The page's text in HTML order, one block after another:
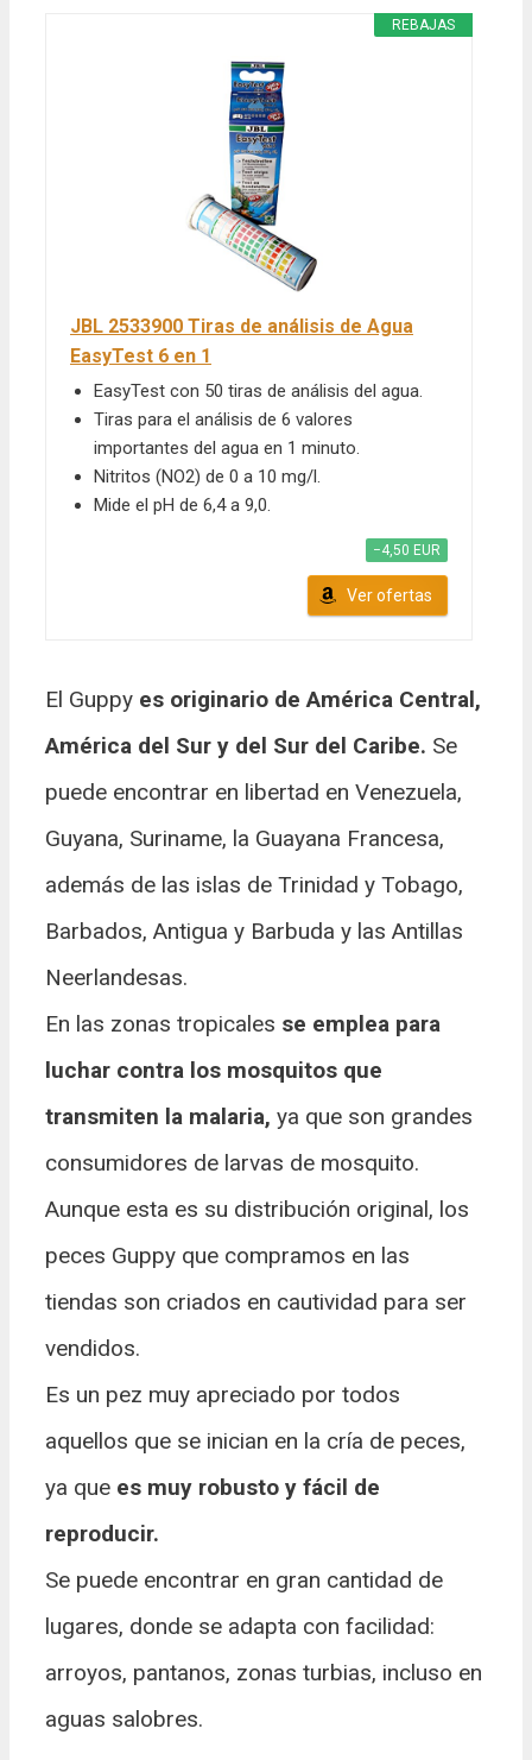
REBAJAS
JBL 2533900 Tiras de análisis de Agua
EasyTest 6 en 1
EasyTest con 50 tiras de análisis del agua.
Tiras para el análisis de 6 valores
importantes del agua en 1 minuto.
Nitritos (NO2) de 0 a 10 mg/l.
Mide el pH de 6,4 a 9,0.
−4,50 EUR
Ver ofertas
El Guppy es originario de América Central,
América del Sur y del Sur del Caribe. Se
puede encontrar en libertad en Venezuela,
Guyana, Suriname, la Guayana Francesa,
además de las islas de Trinidad y Tobago,
Barbados, Antigua y Barbuda y las Antillas
Neerlandesas.
En las zonas tropicales se emplea para
luchar contra los mosquitos que
transmiten la malaria, ya que son grandes
consumidores de larvas de mosquito.
Aunque esta es su distribución original, los
peces Guppy que compramos en las
tiendas son criados en cautividad para ser
vendidos.
Es un pez muy apreciado por todos
aquellos que se inician en la cría de peces,
ya que es muy robusto y fácil de
reproducir.
Se puede encontrar en gran cantidad de
lugares, donde se adapta con facilidad:
arroyos, pantanos, zonas turbias, incluso en
aguas salobres.